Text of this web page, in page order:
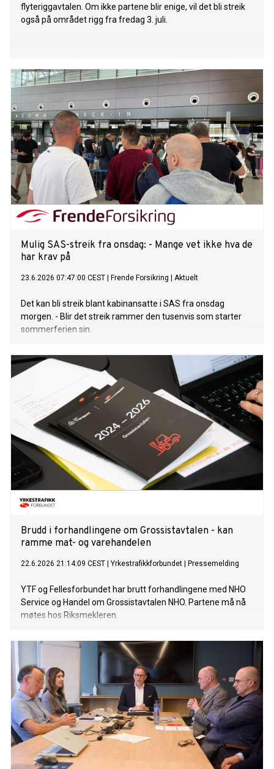
flyteriggavtalen. Om ikke partene blir enige, vil det bli streik
også på området rigg fra fredag 3. juli.
Mulig SAS-streik fra onsdag: - Mange vet ikke hva de
har krav på
23.6.2026 07:47:00 CEST Frende Forsikring Aktuelt
Det kan bli streik blant kabinansatte i SAS fra onsdag
morgen. - Blir det streik rammer den tusenvis som starter
sommerferien sin.
Brudd i forhandlingene om Grossistavtalen - kan
ramme mat- og varehandelen
22.6.2026 21:14:09 CEST Yrkestrafikkforbundet Pressemelding
YTF og Fellesforbundet har brutt forhandlingene med NHO
Service og Handel om Grossistavtalen NHO. Partene må nå
møtes hos Riksmekleren.